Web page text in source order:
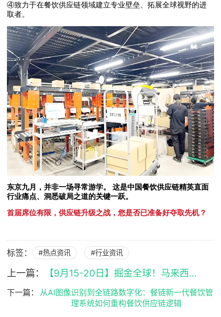
④致力于在餐饮供应链领域建立专业壁垒、拓展全球视野的进
取者。
东京九月，并非一场寻常游学。 这是中国餐饮供应链精英直面
行业痛点、洞悉破局之道的关键一跃。
首届席位有限，供应链升级之战，您是否已准备好夺取先机？
标签： #热点资讯 #行业资讯
上一篇： 【9月15-20日】掘金全球！马来西亚标杆餐企深度行 | 链接米其林星厨与上市资源
下一篇：
从AI图像识别到全链路数字化：餐链新一代餐饮管
理系统如何重构餐饮供应链逻辑